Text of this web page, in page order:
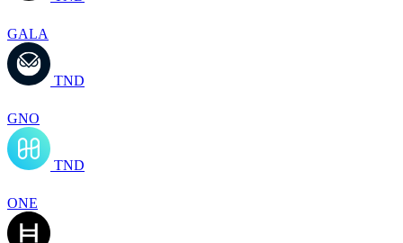
GALA
TND
GNO
TND
ONE